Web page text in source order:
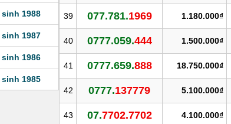
sinh 1988
sinh 1987
sinh 1986
sinh 1985
39 077.781.1969 1.180.000₫
40 0777.059.444 1.500.000₫
41 0777.659.888 18.750.000₫
42 0777.137779 5.100.000₫
43 07.7702.7702 4.100.000₫